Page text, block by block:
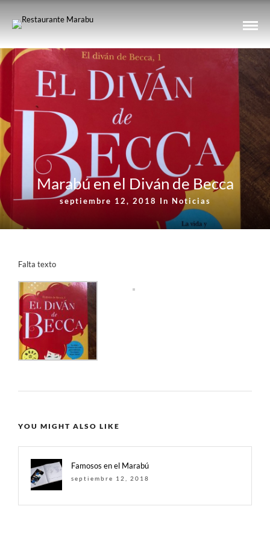
Marabú en el Diván de Becca
septiembre 12, 2018 In Noticias
Falta texto
YOU MIGHT ALSO LIKE
Famosos en el Marabú
septiembre 12, 2018